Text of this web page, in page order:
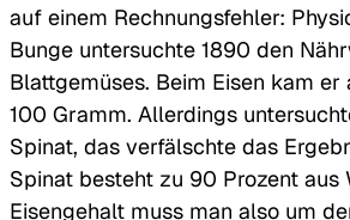
auf einem Rechnungsfehler:
Bunge untersuchte 1890 den
Blattgemüses. Beim Eisen kam
100 Gramm. Allerdings
Spinat, das verfälschte das
Spinat besteht zu 90 Prozent aus
Eisengehalt muss man also um